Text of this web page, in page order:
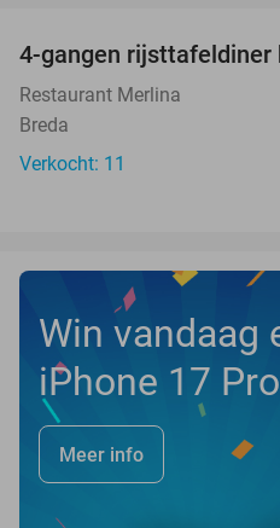
NEW
TODAY
4-gangen rijsttafeldiner
Restaurant Merlina
Breda
Verkocht: 11
Win vandaag
iPhone 17 Pro
Meer info